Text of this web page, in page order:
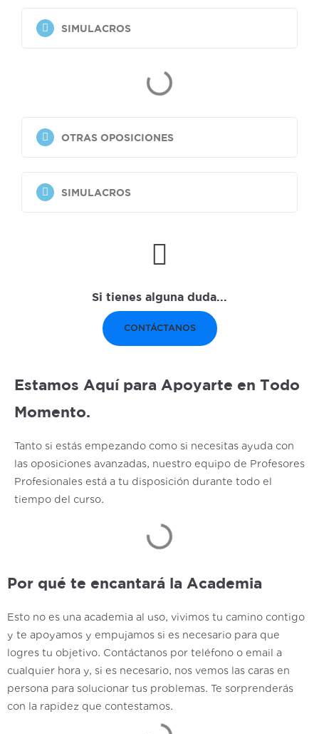
SIMULACROS
OTRAS OPOSICIONES
SIMULACROS
Si tienes alguna duda...
CONTÁCTANOS
Estamos Aquí para Apoyarte en Todo
Momento.
Tanto si estás empezando como si necesitas ayuda con
las oposiciones avanzadas, nuestro equipo de Profesores
Profesionales está a tu disposición durante todo el
tiempo del curso.
Por qué te encantará la Academia
Esto no es una academia al uso, vivimos tu camino contigo
y te apoyamos y empujamos si es necesario para que
logres tu objetivo. Contáctanos por teléfono o email a
cualquier hora y, si es necesario, nos vemos las caras en
persona para solucionar tus problemas. Te sorprenderás
con la rapidez que contestamos.